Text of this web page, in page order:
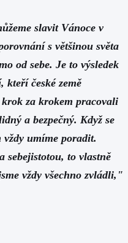
slavit Vánoce v
s většinou světa
od sebe. Je to výsledek
kteří české země
za krokem pracovali
a bezpečný. Když se
umíme poradit.
sebejistotou, to vlastně
vždy všechno zvládli,"